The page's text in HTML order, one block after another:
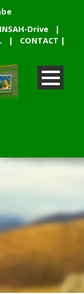
INSAH-Drive
|
| CONTACT |